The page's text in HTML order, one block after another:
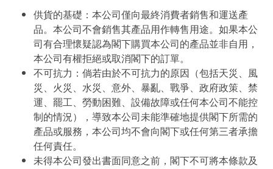
供貨的基礎：本公司僅向最終消費者銷售和運送產
品。本公司不會銷售其產品用作轉售用途。如果本公
司有合理懷疑認為閣下購買本公司的產品並非自用，
本公司有權拒絕或取消閣下的訂單。
不可抗力：倘若由於不可抗力的原因（包括天災、風
災、火災、水災、意外、暴亂、戰爭、政府政策、禁
運、罷工、勞動困難、設備故障或任何本公司不能控
制的情況），導致本公司未能準確地提供閣下所需的
產品或服務，本公司均不會向閣下或任何第三者承擔
任何責任。
未得本公司發出書面同意之前，閣下不可將本條款及